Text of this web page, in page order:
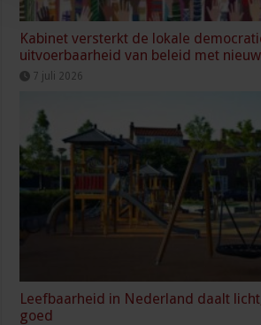
Kabinet versterkt de lokale
uitvoerbaarheid van beleid met
7 juli 2026
Leefbaarheid in Nederland daalt
goed